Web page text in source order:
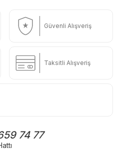
Güvenli Alışveriş
Taksitli Alışveriş
74 77